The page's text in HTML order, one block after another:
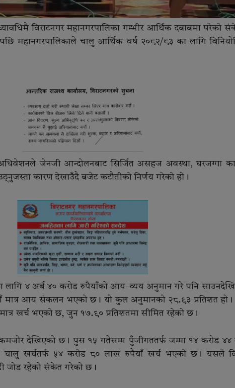
विराटनगर महानगरपालिका गम्भीर आर्थिक दबाबमा परेको
चालु आर्थिक वर्ष २०८२/८३ का लागि
जेनजी आन्दोलनबाट सिर्जित असहज अवस्था, घरजग्गा
कारण देखाउँदै बजेट कटौतीको निर्णय गरेको हो।
लागि ४ अर्ब ४० करोड रुपैयाँको आय–व्यय अनुमान गरे पनि
मात्र आय संकलन भएको छ। यो कुल अनुमानको २८.९३ प्रतिशत हो।
खर्च भएको छ, जुन १७.९० प्रतिशतमा सीमित रहेको छ।
देखिएको छ। पुस १५ गतेसम्म पुँजीगततर्फ जम्मा १४ करोड ४४
खर्चतर्फ ५४ करोड ८० लाख रुपैयाँ खर्च भएको छ। यसले
जोड रहेको संकेत गरेको छ।